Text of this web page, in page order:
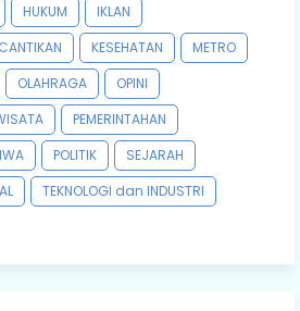
HUKUM
IKLAN
KESEHATAN
METRO
OLAHRAGA
OPINI
PEMERINTAHAN
POLITIK
SEJARAH
TEKNOLOGI dan INDUSTRI